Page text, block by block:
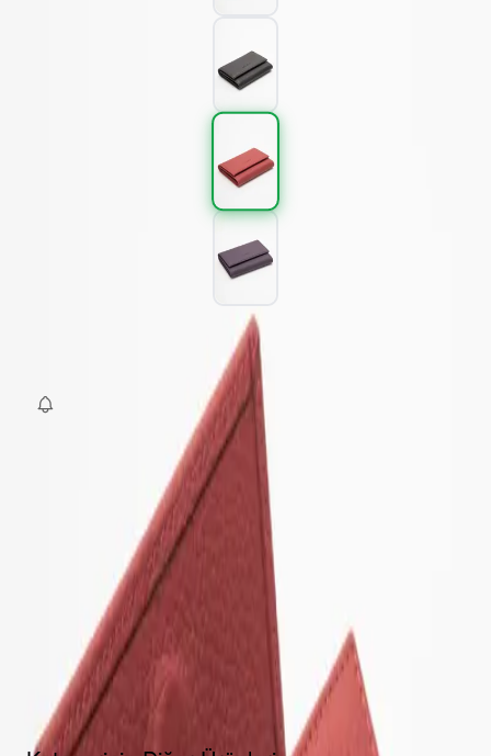
SEPETE EKLE
Fırsat Kombini Componenti Buraya Gelecek
ÜRÜN HAKKINDA
TAKSIT SEÇENEKLERI
YORUMLAR
AKSESUARLAR